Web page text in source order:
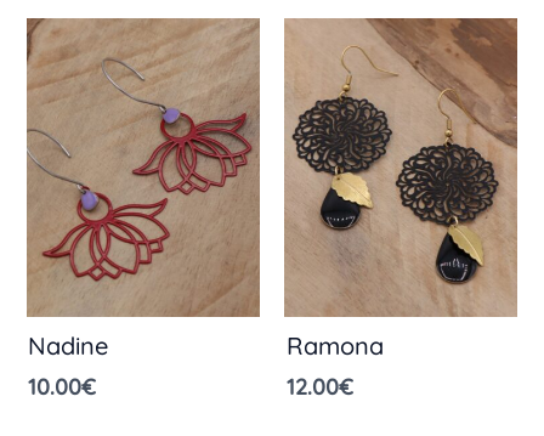
Nadine
10.00€
Ramona
12.00€